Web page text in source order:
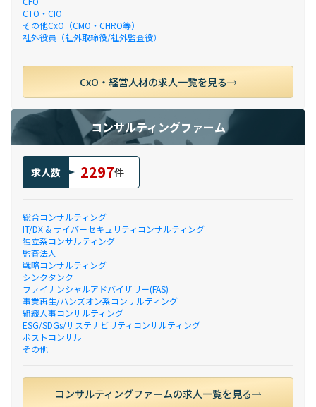
CTO・CIO
その他CxO（CMO・CHRO等）
社外役員（社外取締役/社外監査役）
CxO・経営人材の求人一覧を見る
コンサルティングファーム
求人数 2297件
総合コンサルティング
IT/DX & サイバーセキュリティコンサルティング
独立系コンサルティング
監査法人
戦略コンサルティング
シンクタンク
ファイナンシャルアドバイザリー(FAS)
事業再生/ハンズオン系コンサルティング
組織人事コンサルティング
ESG/SDGs/サステナビリティコンサルティング
ポストコンサル
その他
コンサルティングファームの求人一覧を見る